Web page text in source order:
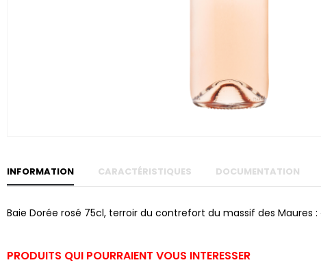
INFORMATION
Baie Dorée rosé 75cl, terroir du contrefort du massif des
CARACTÉRISTIQUES DOCUMENTATION
PRODUITS QUI POURRAIENT VOUS INTERESSER